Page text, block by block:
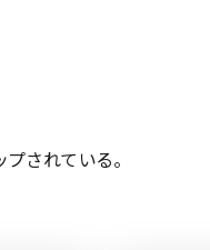
されている。